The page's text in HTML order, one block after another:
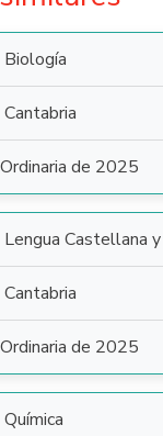
Biología
Cantabria
Ordinaria de 2025
Lengua Castellana
Cantabria
Ordinaria de 2025
Química